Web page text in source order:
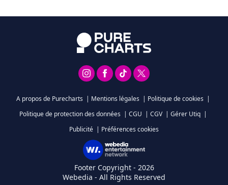
A propos de Purecharts | Mentions légales | Politique de cookies |
Politique de protection des données | CGU | CGV | Gérer Utiq |
Publicité | Préférences cookies
Footer Copyright - 2026
Webedia - All Rights Reserved